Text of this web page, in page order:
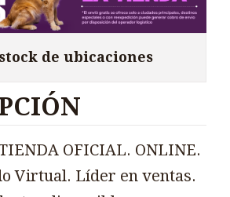
de ubicaciones
OFICIAL. ONLINE.
Virtual. Líder en ventas.